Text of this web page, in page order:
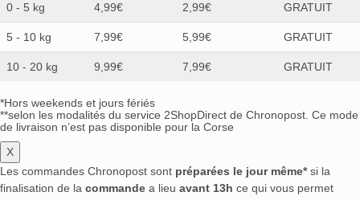
0 - 5 kg 4,99€ 2,99€ GRATUIT
5 - 10 kg 7,99€ 5,99€ GRATUIT
10 - 20 kg 9,99€ 7,99€ GRATUIT
*Hors weekends et jours fériés
**selon les modalités du service 2ShopDirect de Chronopost. Ce mode
de livraison n’est pas disponible pour la Corse
X
Les commandes Chronopost sont préparées le jour même*si la
finalisation de la commande a lieu avant 13h ce qui vous permet